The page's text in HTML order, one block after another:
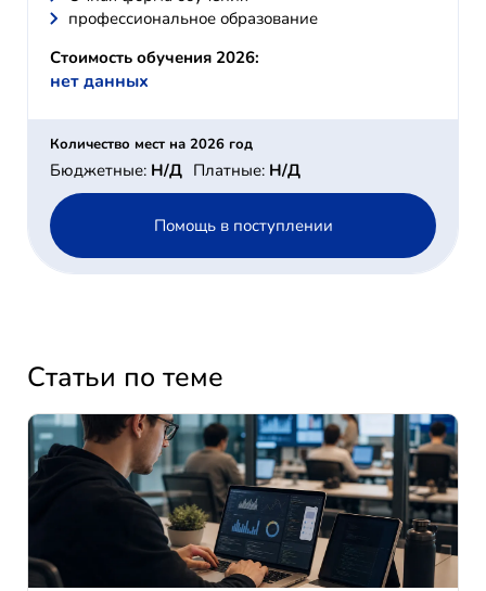
профессиональное образование
Стоимость обучения 2026:
нет данных
Количество мест на 2026 год
Бюджетные: Н/Д Платные: Н/Д
Помощь в поступлении
Статьи по теме